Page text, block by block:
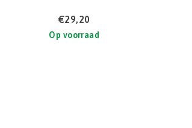
€29,20
Op voorraad